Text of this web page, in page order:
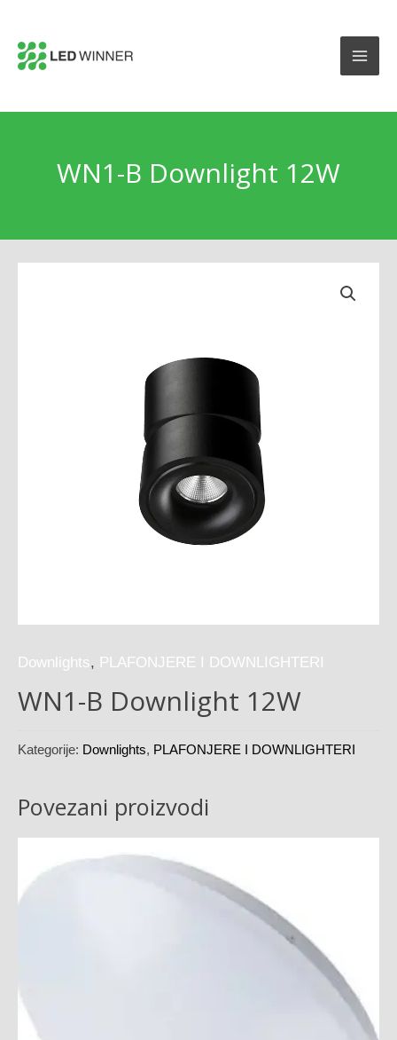
WN1-B Downlight 12W
Downlights, PLAFONJERE I DOWNLIGHTERI
WN1-B Downlight 12W
Kategorije: Downlights, PLAFONJERE I DOWNLIGHTERI
Povezani proizvodi